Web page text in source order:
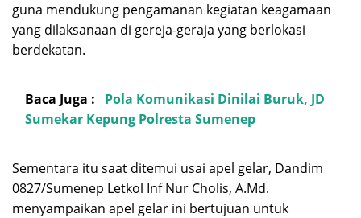
guna mendukung pengamanan kegiatan keagamaan
yang dilaksanaan di gereja-geraja yang berlokasi
berdekatan.
Baca Juga :
Pola Komunikasi Dinilai Buruk, JD
Sumekar Kepung Polresta Sumenep
Sementara itu saat ditemui usai apel gelar, Dandim
0827/Sumenep Letkol Inf Nur Cholis, A.Md.
menyampaikan apel gelar ini bertujuan untuk